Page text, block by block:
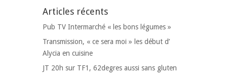
Articles récents
Pub TV Intermarché « les bons légumes »
Transmission, « ce sera moi » les début d’
Alycia en cuisine
JT 20h sur TF1, 62degres aussi sans gluten